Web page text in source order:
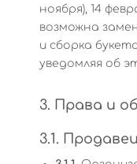
ноября), 14
возможна
и сборка
уведомляя об
3. Права и
3.1.